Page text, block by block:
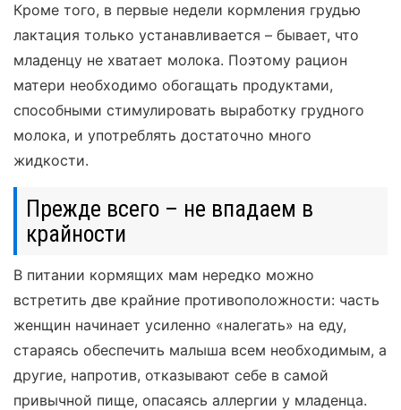
Кроме того, в первые недели кормления грудью
лактация только устанавливается – бывает, что
младенцу не хватает молока. Поэтому рацион
матери необходимо обогащать продуктами,
способными стимулировать выработку грудного
молока, и употреблять достаточно много
жидкости.
Прежде всего – не впадаем в
крайности
В питании кормящих мам нередко можно
встретить две крайние противоположности: часть
женщин начинает усиленно «налегать» на еду,
стараясь обеспечить малыша всем необходимым, а
другие, напротив, отказывают себе в самой
привычной пище, опасаясь аллергии у младенца.